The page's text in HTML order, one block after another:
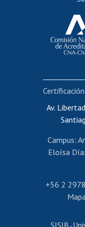
Postulación
Av.
Campus:
Eloísa
+56 2